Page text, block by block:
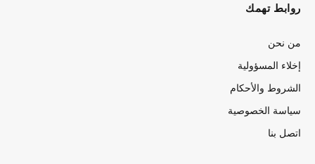
روابط تهمك
من نحن
إخلاء المسؤولية
الشروط والأحكام
سياسة الخصوصية
اتصل بنا